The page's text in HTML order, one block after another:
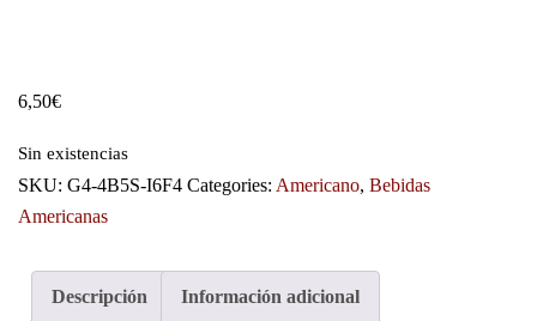
6,50€
Sin existencias
SKU: G4-4B5S-I6F4 Categories: Americano, Bebidas
Americanas
Descripción Información adicional